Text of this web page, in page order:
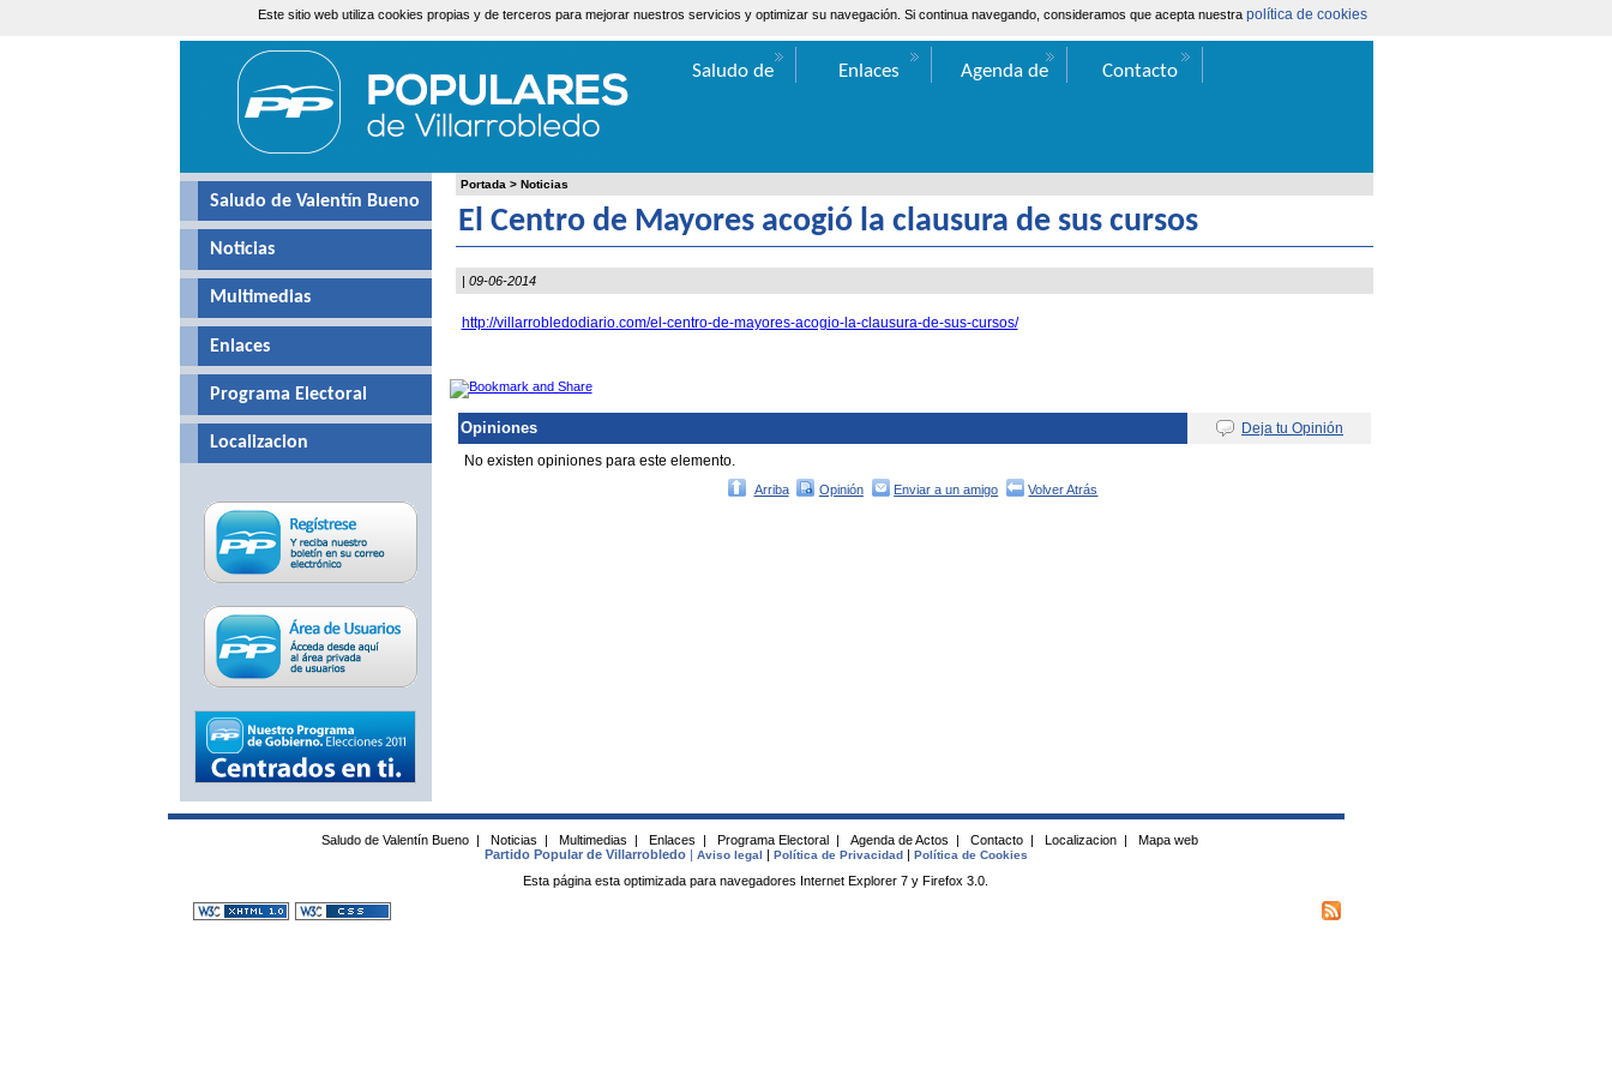
Este sitio web utiliza cookies propias y de terceros para mejorar nuestros servicios y optimizar su navegación. Si continua navegando, consideramos que acepta nuestra política de cookies
Portada > Noticias
El Centro de Mayores acogió la clausura de sus cursos
| 09-06-2014
http://villarrobledodiario.com/el-centro-de-mayores-acogio-la-clausura-de-sus-cursos/
Opiniones
Deja tu Opinión
No existen opiniones para este elemento.
Arriba Opinión Enviar a un amigo Volver Atrás
Saludo de Valentín Bueno
Noticias
Multimedias
Enlaces
Programa Electoral
Localizacion
Jueves, 6 de Agosto de 2026 |Contacta
Área Extranet
Saludo de
Enlaces
Agenda de
Contacto
Saludo de Valentín Bueno | Noticias | Multimedias | Enlaces | Programa Electoral | Agenda de Actos | Contacto | Localizacion |
Mapa web
Partido Popular de Villarrobledo| Aviso legal | Política de Privacidad| Política de Cookies
Esta página esta optimizada para navegadores Internet Explorer 7 y Firefox 3.0.